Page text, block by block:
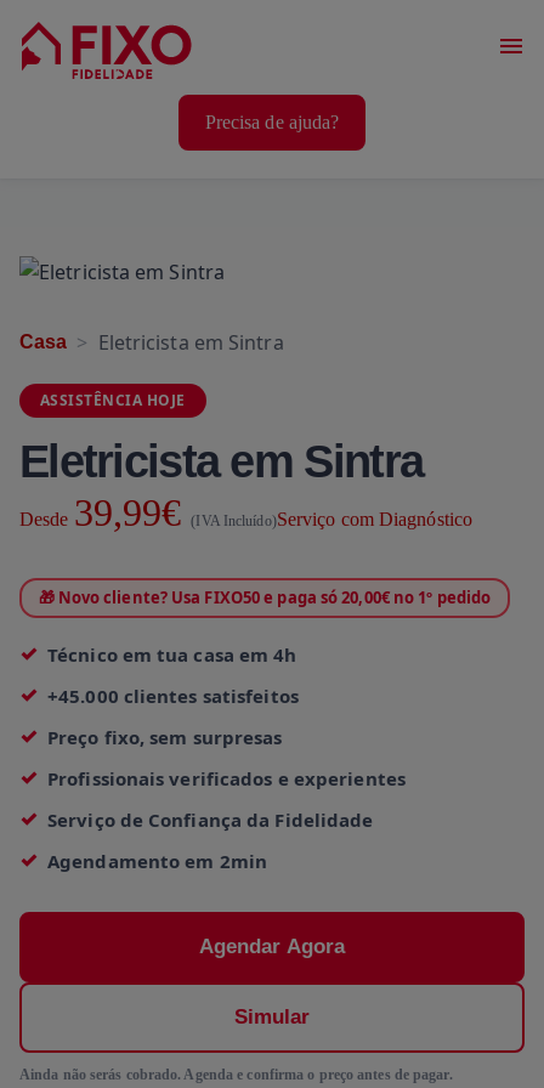
Serviços Casa
Precisa de ajuda?
Casa Eletricista em Sintra
ASSISTÊNCIA HOJE
Eletricista em Sintra
Desde 39,99€(IVA Incluído)Serviço com Diagnóstico
🎁 Novo cliente? Usa FIXO50 e paga só 20,00€ no 1º pedido
Técnico em tua casa em 4h
+45.000 clientes satisfeitos
Preço fixo, sem surpresas
Profissionais verificados e experientes
Serviço de Confiança da Fidelidade
Agendamento em 2min
Agendar Agora
Simular
Ainda não serás cobrado. Agenda e confirma o preço antes de pagar.